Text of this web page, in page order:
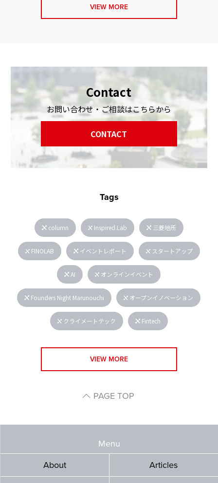
VIEW MORE
Contact
お問い合わせ・ご相談はこちらから
CONTACT
Tags
column Inspired.Lab 三菱地所
FINOLAB イベントレポート スタートアップ
AI オンラインイベント
Founders Night Marunouchi オープンイノベーション
クライメートテック Fintech
VIEW MORE
PAGE TOP
Menu
About
Articles